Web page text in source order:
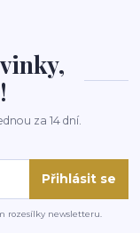
za 14 dní.
Přihlásit se
rozesílky newsletteru.